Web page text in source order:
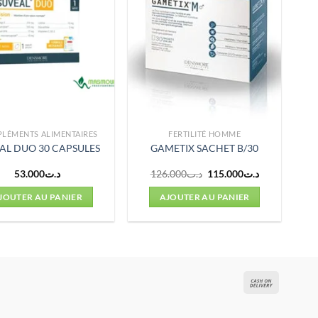
ALIMENTAIRES
DUO 30 CAPSULES
د.ت53.000
AU PANIER
FERTILITÉ HOMME
GAMETIX SACHET B/30
د.ت126.000
Le
initial
était :
د.ت115.000
Le
AJOUTER AU PANIER